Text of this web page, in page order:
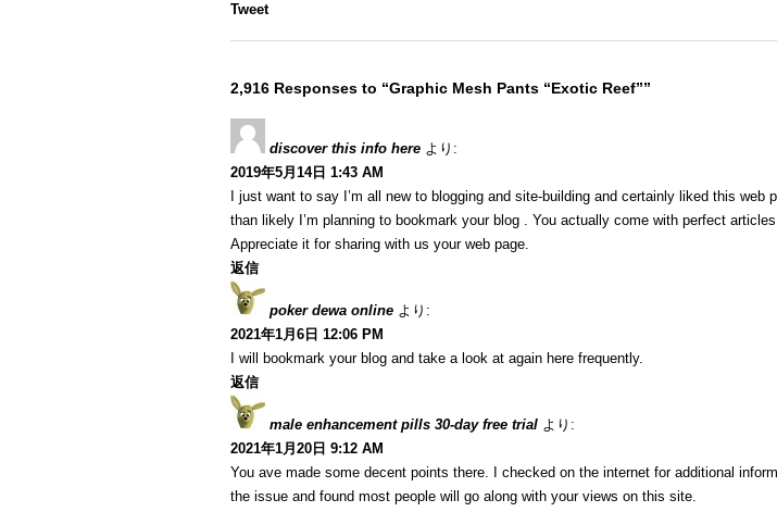
Tweet
2,916 Responses to “Graphic Mesh Pants “Exotic Reef””
discover this info here より:
2019年5月14日 1:43 AM
I just want to say I’m all new to blogging and site-building and certainly liked this web
than likely I’m planning to bookmark your blog . You actually come with perfect
Appreciate it for sharing with us your web page.
返信
poker dewa online より:
2021年1月6日 12:06 PM
I will bookmark your blog and take a look at again here frequently.
返信
male enhancement pills 30-day free trial より:
2021年1月20日 9:12 AM
You ave made some decent points there. I checked on the internet for additional
the issue and found most people will go along with your views on this site.